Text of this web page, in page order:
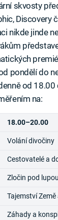
skvosty
Discovery
nikde jinde
pondělí do
od
na:
18.00–20.00
Volání divočiny
Cestovatelé a
Zločin pod lupou
Tajemství Země
Záhady a